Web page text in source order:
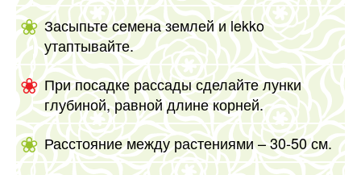
Засыпьте семена землей и lekko
утаптывайте.
При посадке рассады сделайте лунки
глубиной, равной длине корней.
Расстояние между растениями – 30-50 см.